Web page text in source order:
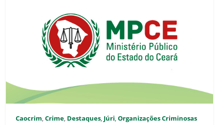
Caocrim, Crime, Destaques, Júri, Organizações Criminosas